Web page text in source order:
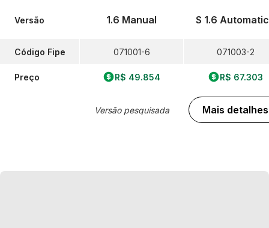
Versão
Código Fipe
Preço
1.6 Manual
071001-6
R$ 49.854
Versão pesquisada
S 1.6
071003-2
R$ 67.303
Mais detalhes